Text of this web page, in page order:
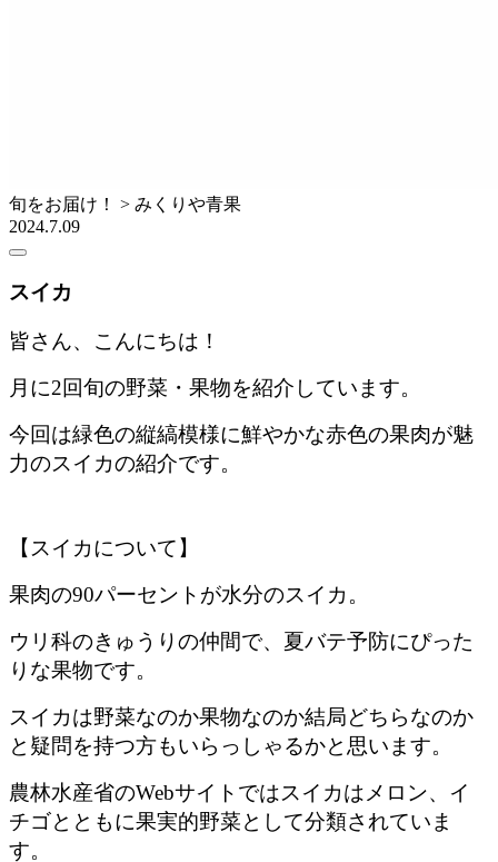
旬をお届け！ > みくりや青果
2024.7.09
スイカ
皆さん、こんにちは！
月に2回旬の野菜・果物を紹介しています。
今回は緑色の縦縞模様に鮮やかな赤色の果肉が魅
力のスイカの紹介です。
【スイカについて】
果肉の90パーセントが水分のスイカ。
ウリ科のきゅうりの仲間で、夏バテ予防にぴった
りな果物です。
スイカは野菜なのか果物なのか結局どちらなのか
と疑問を持つ方もいらっしゃるかと思います。
農林水産省のWebサイトではスイカはメロン、イ
チゴとともに果実的野菜として分類されていま
す。